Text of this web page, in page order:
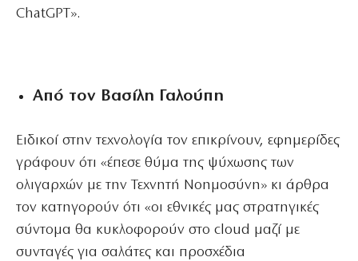
ChatGPT».
Από τον Βασίλη Γαλούπη
Ειδικοί στην τεχνολογία τον επικρίνουν, εφημερίδες
γράφουν ότι «έπεσε θύμα της ψύχωσης των
ολιγαρχών με την Τεχνητή Νοημοσύνη» κι άρθρα
τον κατηγορούν ότι «οι εθνικές μας στρατηγικές
σύντομα θα κυκλοφορούν στο cloud μαζί με
συνταγές για σαλάτες και προσχέδια